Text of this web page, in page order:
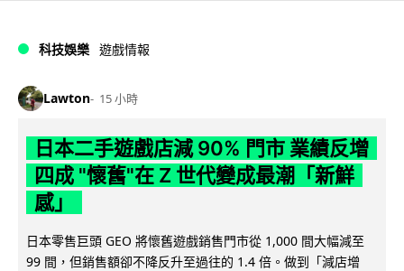
科技娛樂 遊戲情報
Lawton 15 小時
日本二手遊戲店減 90% 門市 業績反增
四成 "懷舊"在 Z 世代變成最潮「新鮮
感」
日本零售巨頭 GEO 將懷舊遊戲銷售門市從 1,000 間大幅減至
99 間，但銷售額卻不降反升至過往的 1.4 倍。做到「減店增